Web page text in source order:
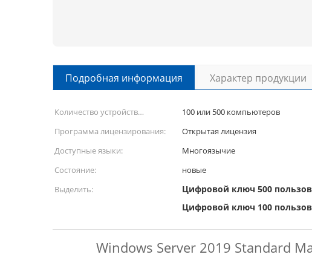
Подробная информация Характер продукции
Количество устройств
активации:
100 или 500 компьютеров
Программа лицензирования:
Открытая лицензия
Доступные языки:
Многоязычие
Состояние:
новые
Выделить:
Цифровой ключ 500
Цифровой ключ 100
Windows Server 2019 Standard